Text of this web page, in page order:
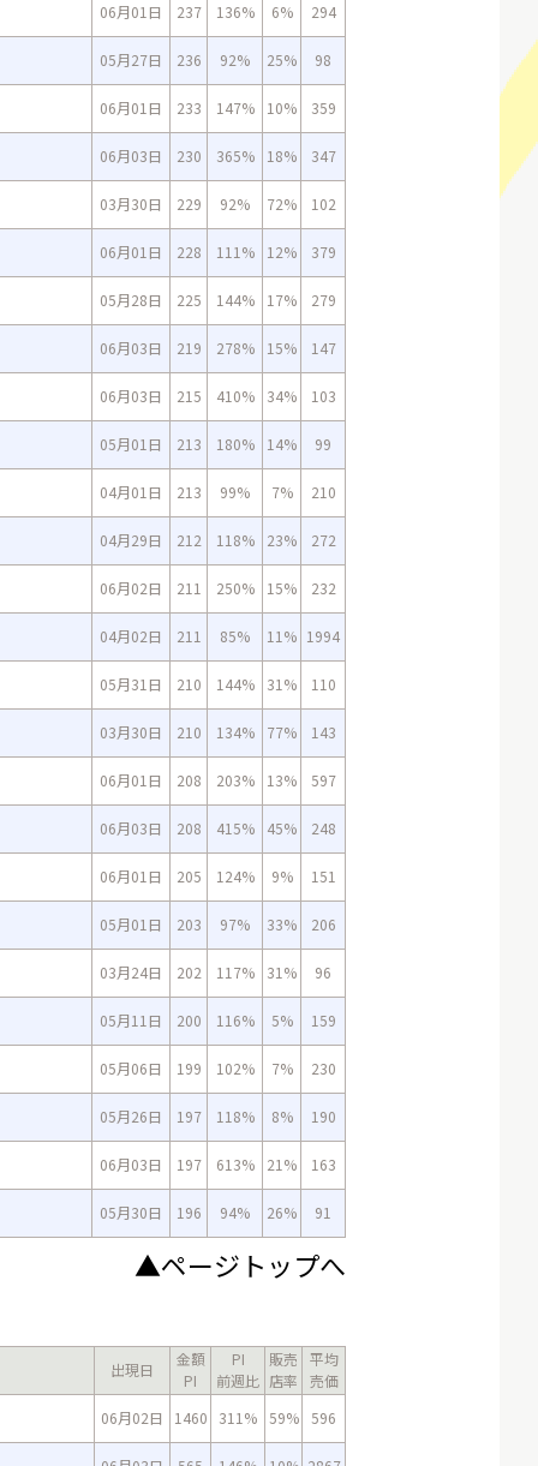
06月01日 237 136% 6% 294
05月27日 236 92% 25% 98
06月01日 233 147% 10% 359
06月03日 230 365% 18% 347
03月30日 229 92% 72% 102
06月01日 228 111% 12% 379
05月28日 225 144% 17% 279
06月03日 219 278% 15% 147
06月03日 215 410% 34% 103
05月01日 213 180% 14% 99
04月01日 213 99% 7% 210
04月29日 212 118% 23% 272
06月02日 211 250% 15% 232
04月02日 211 85% 11% 1994
05月31日 210 144% 31% 110
03月30日 210 134% 77% 143
06月01日 208 203% 13% 597
06月03日 208 415% 45% 248
06月01日 205 124% 9% 151
05月01日 203 97% 33% 206
03月24日 202 117% 31% 96
05月11日 200 116% 5% 159
05月06日 199 102% 7% 230
05月26日 197 118% 8% 190
06月03日 197 613% 21% 163
05月30日 196 94% 26% 91
▲ページトップへ
出現日
金額
PI
PI
前週比
販売
店率
平均
売価
06月02日
1460 311% 59% 596